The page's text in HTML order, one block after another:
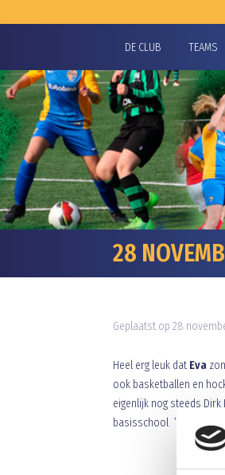
DE CLUB TEAMS
28
Geplaatst op 28
Heel erg leuk dat Eva
ook basketballen en
eigenlijk nog steeds
basisschool ’t Ven. Wij